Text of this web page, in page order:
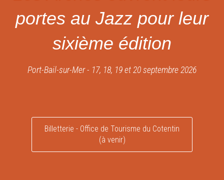
portes au Jazz pour leur
sixième édition
Port-Bail-sur-Mer - 17, 18, 19 et 20 septembre 2026
Billetterie - Office de Tourisme du Cotentin
(à venir)